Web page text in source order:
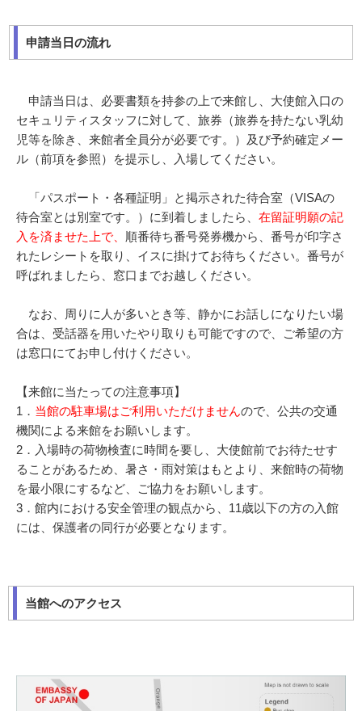
申請当日の流れ
申請当日は、必要書類を持参の上で来館し、大使館入口の
セキュリティスタッフに対して、旅券（旅券を持たない乳幼
児等を除き、来館者全員分が必要です。）及び予約確定メー
ル（前項を参照）を提示し、入場してください。
「パスポート・各種証明」と掲示された待合室（VISAの
待合室とは別室です。）に到着しましたら、 在留証明願の記
入を済ませた上で、 順番待ち番号発券機から、番号が印字さ
れたレシートを取り、イスに掛けてお待ちください。番号が
呼ばれましたら、窓口までお越しください。
なお、周りに人が多いとき等、静かにお話しになりたい場
合は、受話器を用いたやり取りも可能ですので、ご希望の方
は窓口にてお申し付けください。
【来館に当たっての注意事項】
1． 当館の駐車場はご利用いただけませんので、公共の交通
機関による来館をお願いします。
2．入場時の荷物検査に時間を要し、大使館前でお待たせす
ることがあるため、暑さ・雨対策はもとより、来館時の荷物
を最小限にするなど、ご協力をお願いします。
3．館内における安全管理の観点から、11歳以下の方の入館
には、保護者の同行が必要となります。
当館へのアクセス